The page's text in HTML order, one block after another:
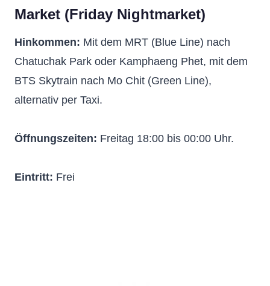
Market (Friday Nightmarket)
Hinkommen: Mit dem MRT (Blue Line) nach
Chatuchak Park oder Kamphaeng Phet, mit dem
BTS Skytrain nach Mo Chit (Green Line),
alternativ per Taxi.
Öffnungszeiten: Freitag 18:00 bis 00:00 Uhr.
Eintritt: Frei